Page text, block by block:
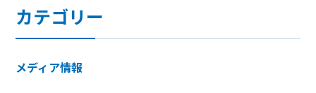
カテゴリー
メディア情報